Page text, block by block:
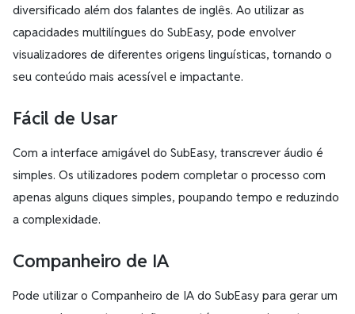
diversificado além dos falantes de inglês. Ao utilizar as
capacidades multilíngues do SubEasy, pode envolver
visualizadores de diferentes origens linguísticas, tornando o
seu conteúdo mais acessível e impactante.
Fácil de Usar
Com a interface amigável do SubEasy, transcrever áudio é
simples. Os utilizadores podem completar o processo com
apenas alguns cliques simples, poupando tempo e reduzindo
a complexidade.
Companheiro de IA
Pode utilizar o Companheiro de IA do SubEasy para gerar um